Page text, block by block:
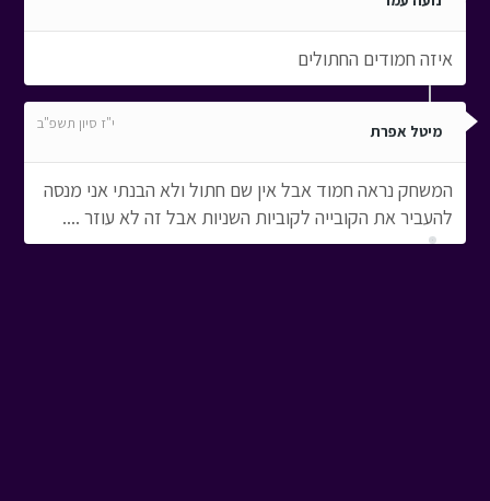
איזה חמודים החתולים
מיטל אפרת י"ז סיון תשפ"ב
המשחק נראה חמוד אבל אין שם חתול ולא הבנתי אני מנסה
להעביר את הקובייה לקוביות השניות אבל זה לא עוזר ....